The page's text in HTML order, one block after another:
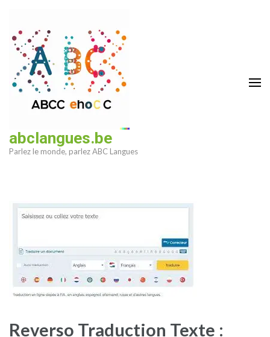
contenu
(Pressez
Entrée)
abclangues.be
Parlez le monde, parlez ABC Langues
Reverso Traduction Texte :